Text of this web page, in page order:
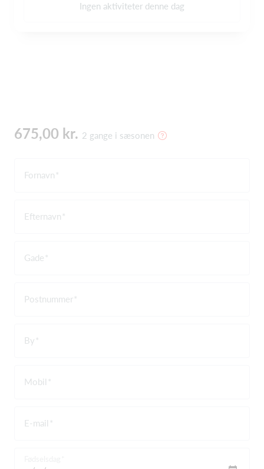
Ingen aktiviteter denne dag
675,00 kr. 2 gange i sæsonen
Fornavn
Efternavn
Gade
Postnummer
By
Mobil
E-mail